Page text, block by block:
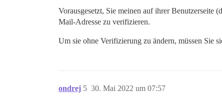
Vorausgesetzt, Sie meinen auf ihrer Benutzerseite
Mail-Adresse zu verifizieren.
Um sie ohne Verifizierung zu ändern, müssen Sie
ondrej 30. Mai 2022 um 07:57
5